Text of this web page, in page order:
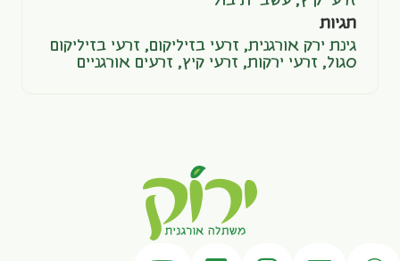
תגיות
גינת ירק אורגנית, זרעי בזיליקום, זרעי בזיליקום
סגול, זרעי ירקות, זרעי קיץ, זרעים אורגניים